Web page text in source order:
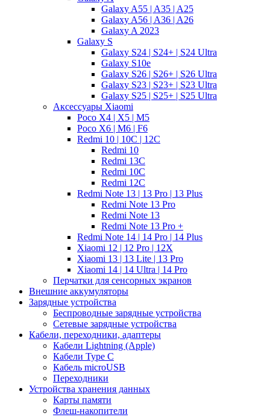
Galaxy A55 | A35 | A25
Galaxy A56 | A36 | A26
Galaxy A 2023
Galaxy S
Galaxy S24 | S24+ | S24 Ultra
Galaxy S10e
Galaxy S26 | S26+ | S26 Ultra
Galaxy S23 | S23+ | S23 Ultra
Galaxy S25 | S25+ | S25 Ultra
Аксессуары Xiaomi
Poco X4 | X5 | M5
Poco X6 | M6 | F6
Redmi 10 | 10C | 12C
Redmi 10
Redmi 13C
Redmi 10C
Redmi 12C
Redmi Note 13 | 13 Pro | 13 Plus
Redmi Note 13 Pro
Redmi Note 13
Redmi Note 13 Pro +
Redmi Note 14 | 14 Pro | 14 Plus
Xiaomi 12 | 12 Pro | 12X
Xiaomi 13 | 13 Lite | 13 Pro
Xiaomi 14 | 14 Ultra | 14 Pro
Перчатки для сенсорных экранов
Внешние аккумуляторы
Зарядные устройства
Беспроводные зарядные устройства
Сетевые зарядные устройства
Кабели, переходники, адаптеры
Кабели Lightning (Apple)
Кабели Type C
Кабель microUSB
Переходники
Устройства хранения данных
Карты памяти
Флеш-накопители